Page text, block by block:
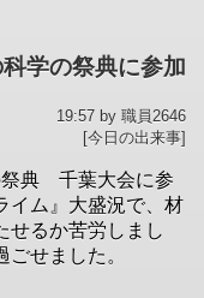
学の祭典に参加
19:57 by 職員2646
[今日の出来事]
祭典 千葉大会に参
イム』大盛況で、材
せるか苦労しまし
せました。